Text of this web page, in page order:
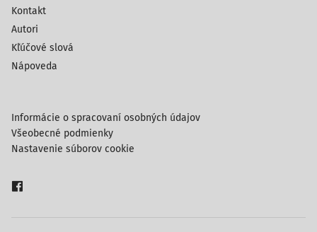
Kontakt
Autori
Kľúčové slová
Nápoveda
Informácie o spracovaní osobných údajov
Všeobecné podmienky
Nastavenie súborov cookie